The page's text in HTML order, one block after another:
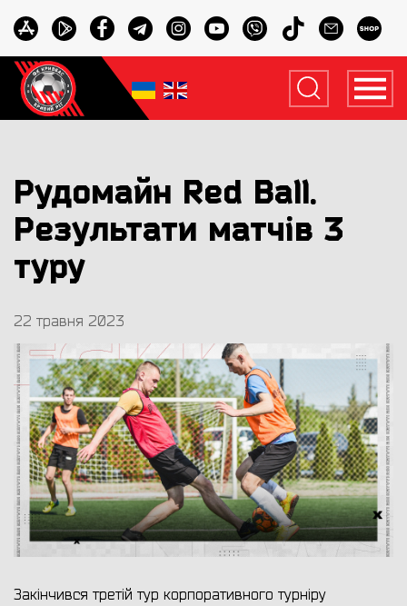
Рудомайн Red Ваll.
Результати матчів 3
туру
22 травня 2023
Закінчився третій тур корпоративного турніру